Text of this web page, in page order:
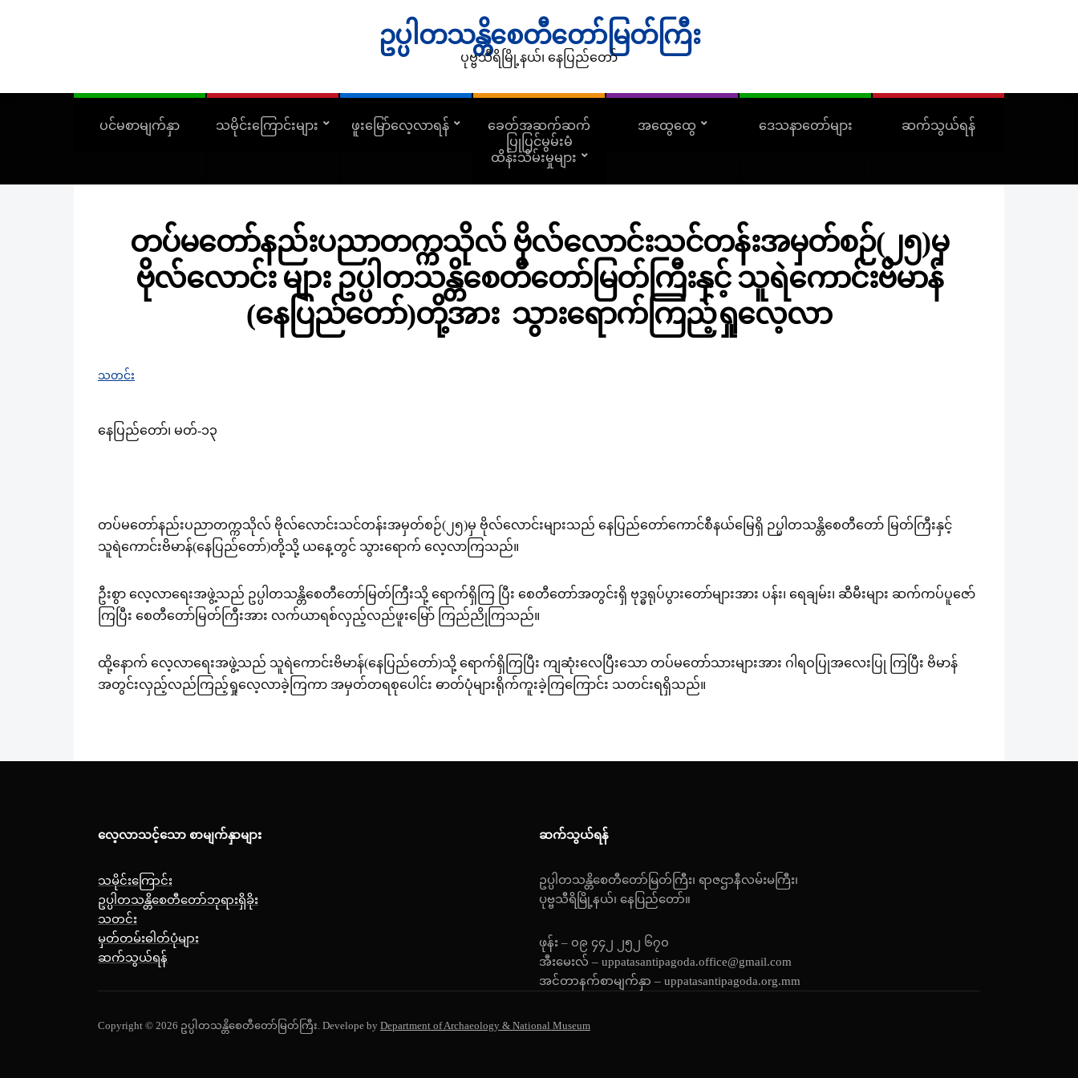
ဥပ္ပါတသန္တိစေတီတော်မြတ်ကြီး
ပုဗ္ဗသီရိမြို့နယ်၊ နေပြည်တော်
ပင်မစာမျက်နှာ သမိုင်းကြောင်းများ ဖူးမြော်လေ့လာရန်
ခေတ်အဆက်ဆက်
ပြုပြင်မွမ်းမံ
ထိန်းသိမ်းမှုများ
အထွေထွေ ဒေသနာတော်များ ဆက်သွယ်ရန်
တပ်မတော်နည်းပညာတက္ကသိုလ် ဗိုလ်လောင်းသင်တန်းအမှတ်စဉ်(၂၅)မှ
ဗိုလ်လောင်း များ ဥပ္ပါတသန္တိစေတီတော်မြတ်ကြီးနှင့် သူရဲကောင်းဗိမာန်
(နေပြည်တော်)တို့အား သွားရောက်ကြည့်ရှုလေ့လာ
သတင်း
နေပြည်တော်၊ မတ်-၁၃
တပ်မတော်နည်းပညာတက္ကသိုလ် ဗိုလ်လောင်းသင်တန်းအမှတ်စဉ်(၂၅)မှ ဗိုလ်လောင်းများသည် နေပြည်တော်ကောင်စီနယ်မြေရှိ ဉပ္ပါတသန္တိစေတီတော် မြတ်ကြီးနှင့်
သူရဲကောင်းဗိမာန်(နေပြည်တော်)တို့သို့ ယနေ့တွင် သွားရောက် လေ့လာကြသည်။
ဦးစွာ လေ့လာရေးအဖွဲ့သည် ဥပ္ပါတသန္တိစေတီတော်မြတ်ကြီးသို့ ရောက်ရှိကြ ပြီး စေတီတော်အတွင်းရှိ ဗုဒ္ဓရုပ်ပွားတော်များအား ပန်း၊ ရေချမ်း၊ ဆီမီးများ ဆက်ကပ်ပူဇော်
ကြပြီး စေတီတော်မြတ်ကြီးအား လက်ယာရစ်လှည့်လည်ဖူးမြော် ကြည်ညိုကြသည်။
ထို့နောက် လေ့လာရေးအဖွဲ့သည် သူရဲကောင်းဗိမာန်(နေပြည်တော်)သို့ ရောက်ရှိကြပြီး ကျဆုံးလေပြီးသော တပ်မတော်သားများအား ဂါရဝပြုအလေးပြု ကြပြီး ဗိမာန်
အတွင်းလှည့်လည်ကြည့်ရှုလေ့လာခဲ့ကြကာ အမှတ်တရစုပေါင်း ဓာတ်ပုံများရိုက်ကူးခဲ့ကြကြောင်း သတင်းရရှိသည်။
လေ့လာသင့်သော စာမျက်နှာများ
သမိုင်းကြောင်း
ဥပ္ပါတသန္တိစေတီတော်ဘုရားရှိခိုး
သတင်း
မှတ်တမ်းဓါတ်ပုံများ
ဆက်သွယ်ရန်
ဆက်သွယ်ရန်
ဥပ္ပါတသန္တိစေတီတော်မြတ်ကြီး၊ ရာဇဌာနီလမ်းမကြီး၊
ပုဗ္ဗသီရိမြို့နယ်၊ နေပြည်တော်။
ဖုန်း – ၀၉ ၄၄၂ ၂၅၂ ၆၇၀
အီးမေးလ် – uppatasantipagoda.office@gmail.com
အင်တာနက်စာမျက်နှာ – uppatasantipagoda.org.mm
Copyright © 2026 ဥပ္ပါတသန္တိစေတီတော်မြတ်ကြီး. Develope by Department of Archaeology & National Museum